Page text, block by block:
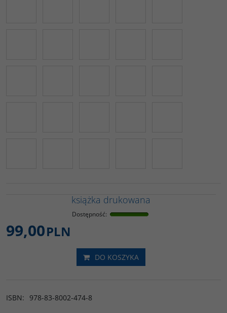
książka drukowana
Dostępność:
99,00PLN
DO KOSZYKA
ISBN: 978-83-8002-474-8